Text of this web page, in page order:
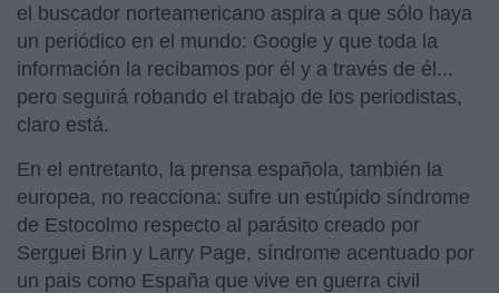
el buscador norteamericano aspira a que sólo haya
un periódico en el mundo: Google y que toda la
información la recibamos por él y a través de él...
pero seguirá robando el trabajo de los periodistas,
claro está.
En el entretanto, la prensa española, también la
europea, no reacciona: sufre un estúpido síndrome
de Estocolmo respecto al parásito creado por
Serguei Brin y Larry Page, síndrome acentuado por
un pais como España que vive en guerra civil